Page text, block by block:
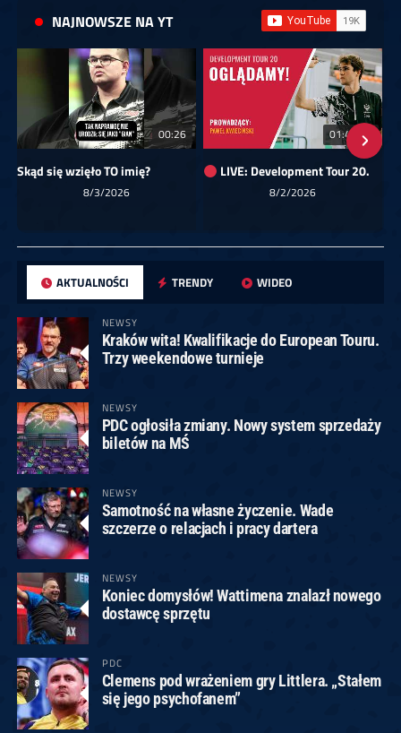
NAJNOWSZE NA YT
00:26
Skąd się wzięło TO imię?
8/3/2026
01:40:24
LIVE: Development Tour 20.
8/2/2026
AKTUALNOŚCI TRENDY WIDEO
NEWSY
Kraków wita! Kwalifikacje do European Touru.
Trzy weekendowe turnieje
NEWSY
PDC ogłosiła zmiany. Nowy system sprzedaży
biletów na MŚ
NEWSY
Samotność na własne życzenie. Wade
szczerze o relacjach i pracy dartera
NEWSY
Koniec domysłów! Wattimena znalazł nowego
dostawcę sprzętu
PDC
Clemens pod wrażeniem gry Littlera. „Stałem
się jego psychofanem”